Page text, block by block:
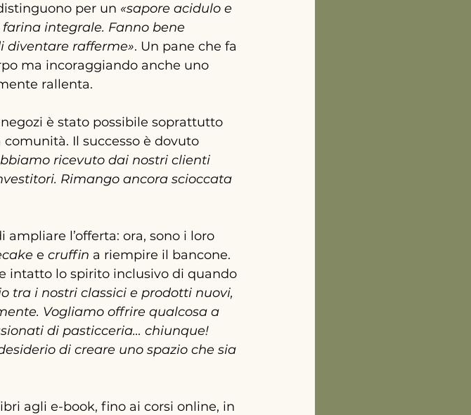
per un «sapore acidulo e
integrale. Fanno bene
diventare rafferme». Un pane che fa
ma incoraggiando anche uno
rallenta.
è stato possibile soprattutto
Il successo è dovuto
ricevuto dai nostri clienti
Rimango ancora scioccata
l’offerta: ora, sono i loro
e cruffin a riempire il bancone.
intatto lo spirito inclusivo di quando
tra i nostri classici e prodotti nuovi,
Vogliamo offrire qualcosa a
di pasticceria… chiunque!
di creare uno spazio che sia
agli e-book, fino ai corsi online, in